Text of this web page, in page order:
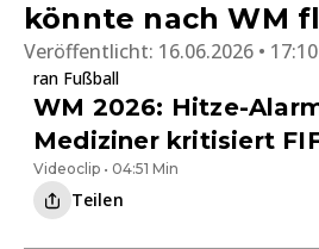
könnte nach WM
Veröffentlicht: 16.06.2026 •
ran Fußball
WM 2026: Hitze-
Mediziner kritisiert
Videoclip • 04:51 Min
Teilen